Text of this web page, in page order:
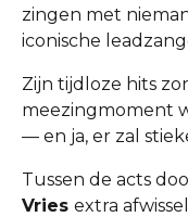
zingen met
iconische
Zijn tijdloze hits
meezingmoment
— en ja, er zal
Tussen de acts
Vries extra